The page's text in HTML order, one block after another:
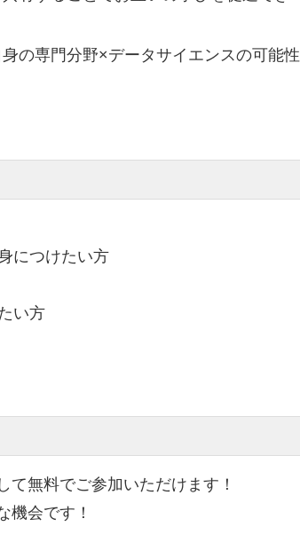
の専門分野×データサイエンスの可能性
につけたい方
い方
無料でご参加いただけます！
機会です！